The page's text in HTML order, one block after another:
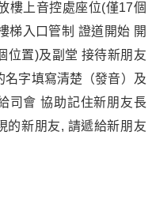
樓上音控處座位(僅17個
梯入口管制 證道開始 開
位置)及副堂 接待新朋友
名字填寫清楚（發音）及
司會 協助記住新朋友長
的新朋友, 請遞給新朋友